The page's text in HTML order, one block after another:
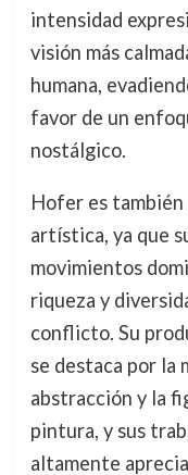
intensidad
visión más
humana,
favor de un
nostálgico.
Hofer es
artística, ya que
movimientos
riqueza y
conflicto. Su
se destaca por la
abstracción y la
pintura, y sus
altamente